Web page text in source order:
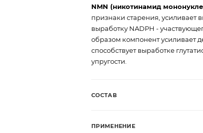
NMN (никотинамид
признаки старения, усиливает
выработку NADPH -
образом компонент усиливает
способствует выработке
упругости.
СОСТАВ
ПРИМЕНЕНИЕ